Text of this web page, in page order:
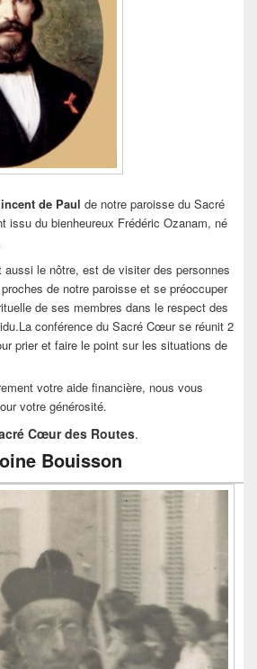
de Paul de notre paroisse du Sacré
issu du bienheureux Frédéric Ozanam, né
aussi le nôtre, est de visiter des personnes
de notre paroisse et se préoccuper
de ses membres dans le respect des
conférence du Sacré Cœur se réunit 2
prier et faire le point sur les situations de
votre aide financière, nous vous
votre générosité.
Cœur des Routes.
Bouisson